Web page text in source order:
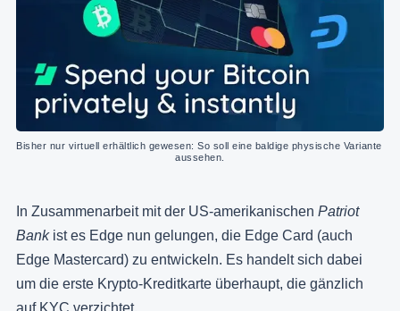
Bisher nur virtuell erhältlich gewesen: So soll eine baldige physische Variante
aussehen.
In Zusammenarbeit mit der US-amerikanischen Patriot
Bankist es Edge nun gelungen, die Edge Card (auch
Edge Mastercard) zu entwickeln. Es handelt sich dabei
um die erste Krypto-Kreditkarte überhaupt, die gänzlich